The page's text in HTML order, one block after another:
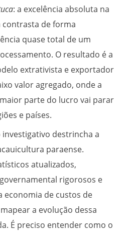
: a excelência absoluta na
de forma
quase total de um
O resultado é a
extrativista e exportador
valor agregado, onde a
parte do lucro vai parar
e países.
destrincha a
paraense.
atualizados,
rigorosos e
economia de custos de
a evolução dessa
É preciso entender como o